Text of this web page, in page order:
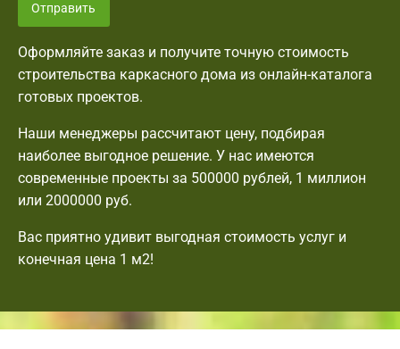
Отправить
Оформляйте заказ и получите точную стоимость
строительства каркасного дома из онлайн-каталога
готовых проектов.
Наши менеджеры рассчитают цену, подбирая
наиболее выгодное решение. У нас имеются
современные проекты за 500000 рублей, 1 миллион
или 2000000 руб.
Вас приятно удивит выгодная стоимость услуг и
конечная цена 1 м2!